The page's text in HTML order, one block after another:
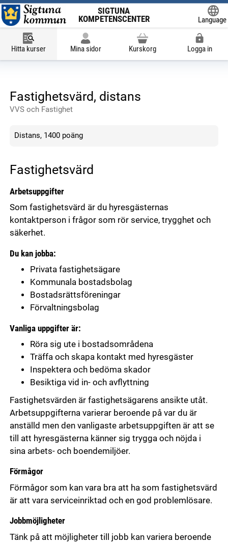
SIGTUNA
KOMPETENSCENTER
Language
Hitta kurser Mina sidor Kurskorg Logga in
Fastighetsvärd, distans
VVS och Fastighet
Distans, 1400 poäng
Fastighetsvärd
Arbetsuppgifter
Som fastighetsvärd är du hyresgästernas
kontaktperson i frågor som rör service, trygghet och
säkerhet.
Du kan jobba:
Privata fastighetsägare
Kommunala bostadsbolag
Bostadsrättsföreningar
Förvaltningsbolag
Vanliga uppgifter är:
Röra sig ute i bostadsområdena
Träffa och skapa kontakt med hyresgäster
Inspektera och bedöma skador
Besiktiga vid in- och avflyttning
Fastighetsvärden är fastighetsägarens ansikte utåt.
Arbetsuppgifterna varierar beroende på var du är
anställd men den vanligaste arbetsuppgiften är att se
till att hyresgästerna känner sig trygga och nöjda i
sina arbets- och boendemiljöer.
Förmågor
Förmågor som kan vara bra att ha som fastighetsvärd
är att vara serviceinriktad och en god problemlösare.
Jobbmöjligheter
Tänk på att möjligheter till jobb kan variera beroende